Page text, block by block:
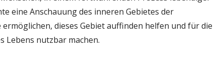
eine Anschauung des inneren Gebietes der
ermöglichen, dieses Gebiet auffinden helfen und für die
Lebens nutzbar machen.